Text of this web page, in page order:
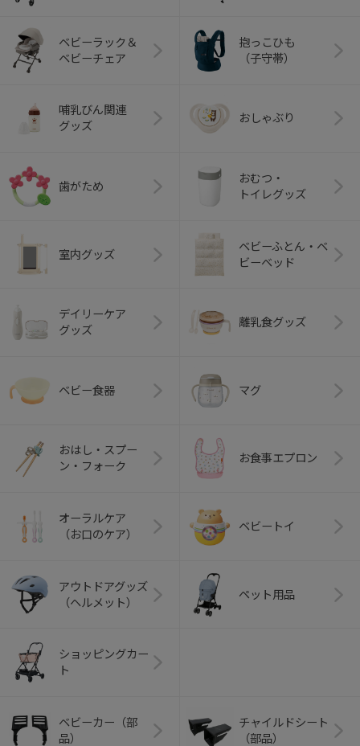
ベビーラック＆
ベビーチェア
抱っこひも
（子守帯）
哺乳びん関連
グッズ
おしゃぶり
歯がため
おむつ・
トイレグッズ
室内グッズ
ベビーふとん・ベ
ビーベッド
デイリーケア
グッズ
離乳食グッズ
ベビー食器 マグ
おはし・スプー
ン・フォーク
お食事エプロン
オーラルケア
（お口のケア）
ベビートイ
アウトドアグッズ
（ヘルメット）
ペット用品
ショッピングカー
ト
ベビーカー（部
品）
チャイルドシート
（部品）